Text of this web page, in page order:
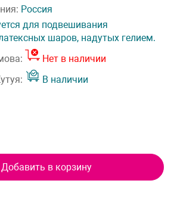
Россия
для подвешивания
шаров, надутых гелием.
Нет в наличии
В наличии
Добавить в корзину